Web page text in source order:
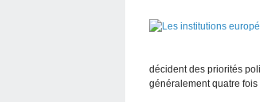
décident des priorités
généralement quatre